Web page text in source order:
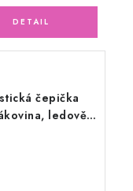
čepička
ledově